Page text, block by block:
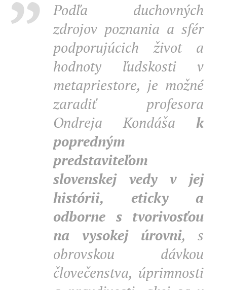
Podľa duchovných
zdrojov poznania a sfér
podporujúcich život a
hodnoty ľudskosti v
metapriestore, je možné
zaradiť profesora
Ondreja Kondáša k
popredným
predstaviteľom
slovenskej vedy v jej
histórii, eticky a
odborne s tvorivosťou
na vysokej úrovni, s
obrovskou dávkou
človečenstva, úprimnosti